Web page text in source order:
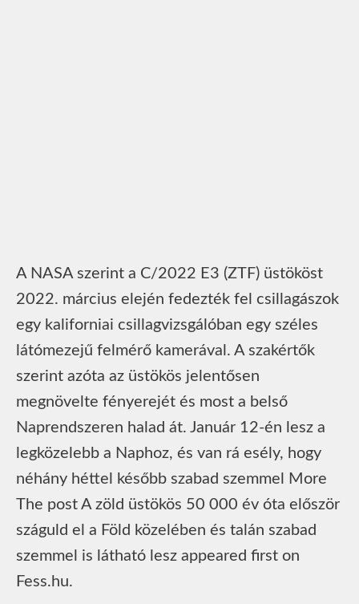
A NASA szerint a C/2022 E3 (ZTF) üstököst
2022. március elején fedezték fel csillagászok
egy kaliforniai csillagvizsgálóban egy széles
látómezejű felmérő kamerával. A szakértők
szerint azóta az üstökös jelentősen
megnövelte fényerejét és most a belső
Naprendszeren halad át. Január 12-én lesz a
legközelebb a Naphoz, és van rá esély, hogy
néhány héttel később szabad szemmel More
The post A zöld üstökös 50 000 év óta először
száguld el a Föld közelében és talán szabad
szemmel is látható lesz appeared first on
Fess.hu.